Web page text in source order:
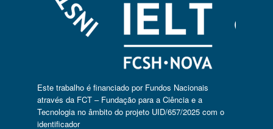
Este trabalho é financiado por Fundos Nacionais
através da FCT – Fundação para a Ciência e a
Tecnologia no âmbito do projeto UID/657/2025 com o
identificador